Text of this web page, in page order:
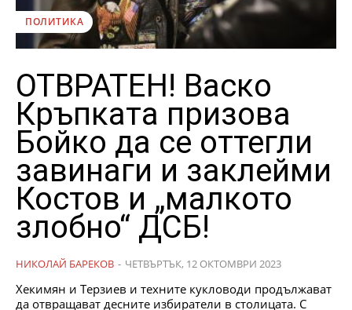
ПОЛИТИКА
ОТВРАТЕН! Васко
Кръпката призова
Бойко да се оттегли
завинаги и заклейми
Костов и „малкото
злобно“ ДСБ!
НИКОЛАЙ БАРЕКОВ - ЧЕТВЪРТЪК, 12 ОКТОМВРИ 2023
Хекимян и Терзиев и техните кукловоди продължават
да отвращават десните избиратели в столицата. С